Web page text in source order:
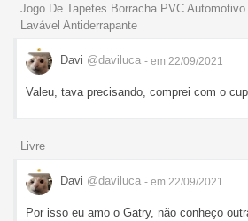
Jogo De Tapetes Borracha PVC
Lavável Antiderrapante
Davi @daviluca - em 22/09/2021
Valeu, tava precisando, comprei com o
Livre
Davi @daviluca - em 22/09/2021
Por isso eu amo o Gatry, não conheço